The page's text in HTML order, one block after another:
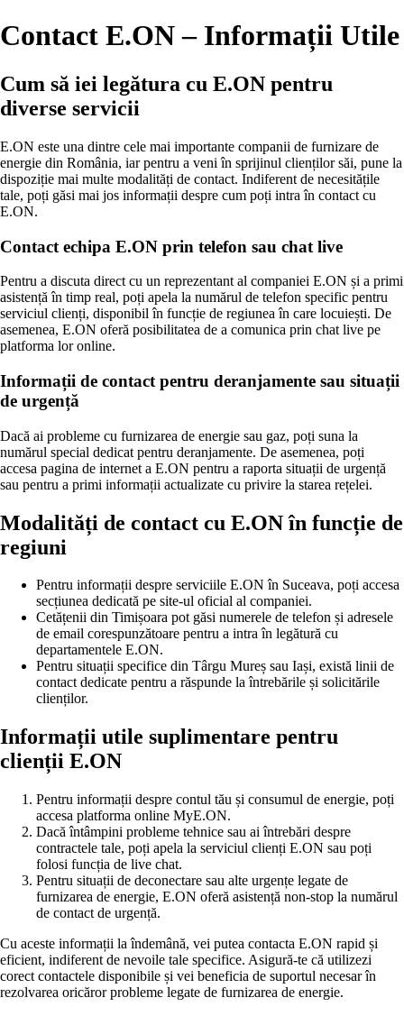
Contact E.ON – Informații Utile
Cum să iei legătura cu E.ON pentru
diverse servicii
E.ON este una dintre cele mai importante companii de furnizare de
energie din România, iar pentru a veni în sprijinul clienților săi, pune la
dispoziție mai multe modalități de contact. Indiferent de necesitățile
tale, poți găsi mai jos informații despre cum poți intra în contact cu
E.ON.
Contact echipa E.ON prin telefon sau chat live
Pentru a discuta direct cu un reprezentant al companiei E.ON și a primi
asistență în timp real, poți apela la numărul de telefon specific pentru
serviciul clienți, disponibil în funcție de regiunea în care locuiești. De
asemenea, E.ON oferă posibilitatea de a comunica prin chat live pe
platforma lor online.
Informații de contact pentru deranjamente sau situații
de urgență
Dacă ai probleme cu furnizarea de energie sau gaz, poți suna la
numărul special dedicat pentru deranjamente. De asemenea, poți
accesa pagina de internet a E.ON pentru a raporta situații de urgență
sau pentru a primi informații actualizate cu privire la starea rețelei.
Modalități de contact cu E.ON în funcție de
regiuni
Pentru informații despre serviciile E.ON în Suceava, poți accesa
secțiunea dedicată pe site-ul oficial al companiei.
Cetățenii din Timișoara pot găsi numerele de telefon și adresele
de email corespunzătoare pentru a intra în legătură cu
departamentele E.ON.
Pentru situații specifice din Târgu Mureș sau Iași, există linii de
contact dedicate pentru a răspunde la întrebările și solicitările
clienților.
Informații utile suplimentare pentru
clienții E.ON
Pentru informații despre contul tău și consumul de energie, poți
accesa platforma online MyE.ON.
Dacă întâmpini probleme tehnice sau ai întrebări despre
contractele tale, poți apela la serviciul clienți E.ON sau poți
folosi funcția de live chat.
Pentru situații de deconectare sau alte urgențe legate de
furnizarea de energie, E.ON oferă asistență non-stop la numărul
de contact de urgență.
Cu aceste informații la îndemână, vei putea contacta E.ON rapid și
eficient, indiferent de nevoile tale specifice. Asigură-te că utilizezi
corect contactele disponibile și vei beneficia de suportul necesar în
rezolvarea oricăror probleme legate de furnizarea de energie.